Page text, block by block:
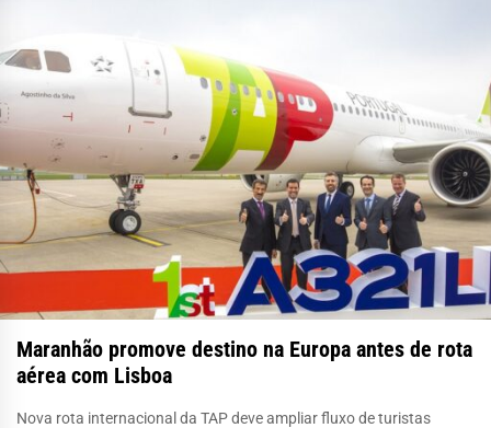
Maranhão promove destino na Europa antes de rota
aérea com Lisboa
Nova rota internacional da TAP deve ampliar fluxo de turistas